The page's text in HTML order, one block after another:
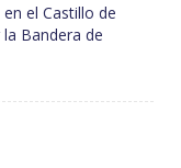
el Castillo de
Bandera de